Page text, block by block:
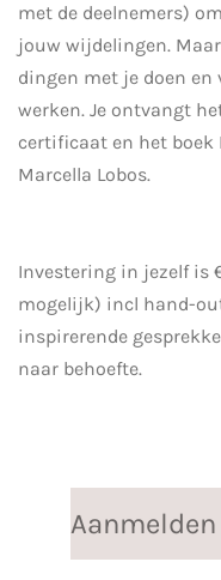
met de deelnemers)
jouw wijdelingen.
dingen met je doen
werken. Je ontvangt
certificaat en het boek
Marcella Lobos.
Investering in jezelf is
mogelijk) incl hand-
inspirerende
naar behoefte.